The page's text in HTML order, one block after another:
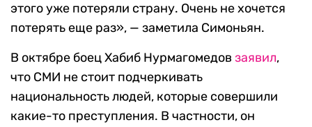
этого уже потеряли страну. Очень не хочется
потерять еще раз», — заметила Симоньян.
В октябре боец Хабиб Нурмагомедов заявил,
что СМИ не стоит подчеркивать
национальность людей, которые совершили
какие-то преступления. В частности, он